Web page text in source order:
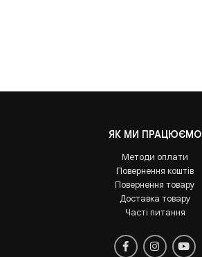
ЯК МИ ПРАЦЮЄМО
Методи оплати
Повернення коштів
Повернення товару
Доставка товару
Часті питання